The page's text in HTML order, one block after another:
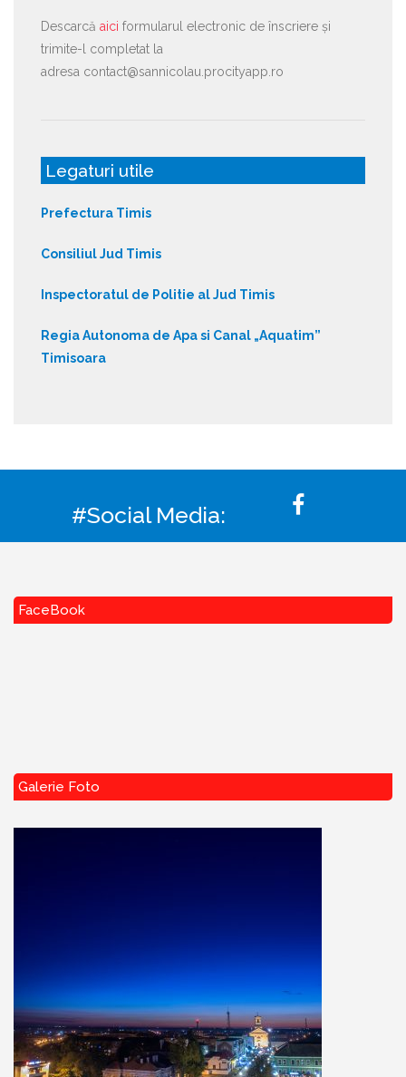
Descarcă aici formularul electronic de înscriere și
trimite-l completat la
adresa contact@sannicolau.procityapp.ro
Legaturi utile
Prefectura Timis
Consiliul Jud Timis
Inspectoratul de Politie al Jud Timis
Regia Autonoma de Apa si Canal „Aquatim”
Timisoara
#Social Media:
FaceBook
Galerie Foto